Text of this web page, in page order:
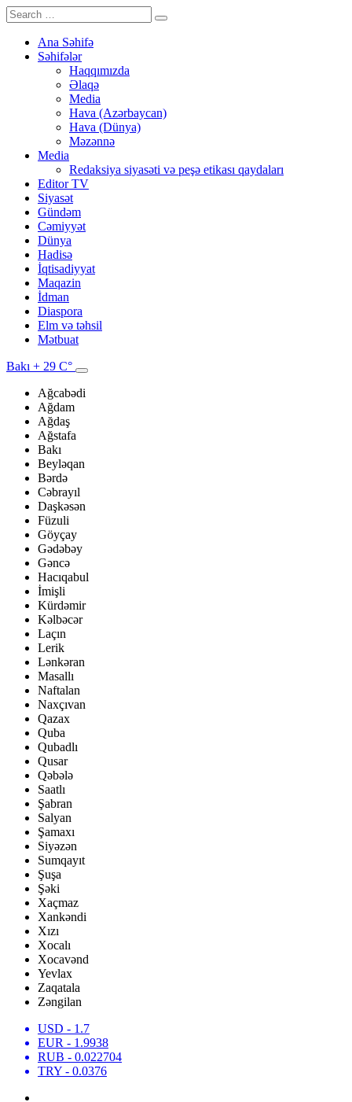
Ana Səhifə
Səhifələr
Haqqımızda
Əlaqə
Media
Hava (Azərbaycan)
Hava (Dünya)
Məzənnə
Media
Redaksiya siyasəti və peşə etikası qaydaları
Editor TV
Siyasət
Gündəm
Cəmiyyət
Dünya
Hadisə
İqtisadiyyat
Maqazin
İdman
Diaspora
Elm və təhsil
Mətbuat
Bakı + 29 C°
Ağcabədi
Ağdam
Ağdaş
Ağstafa
Bakı
Beyləqan
Bərdə
Cəbrayıl
Daşkəsən
Füzuli
Göyçay
Gədəbəy
Gəncə
Hacıqabul
İmişli
Kürdəmir
Kəlbəcər
Laçın
Lerik
Lənkəran
Masallı
Naftalan
Naxçıvan
Qazax
Quba
Qubadlı
Qusar
Qəbələ
Saatlı
Şabran
Salyan
Şamaxı
Siyəzən
Sumqayıt
Şuşa
Şəki
Xaçmaz
Xankəndi
Xızı
Xocalı
Xocavənd
Yevlax
Zaqatala
Zəngilan
USD - 1.7
EUR - 1.9938
RUB - 0.022704
TRY - 0.0376